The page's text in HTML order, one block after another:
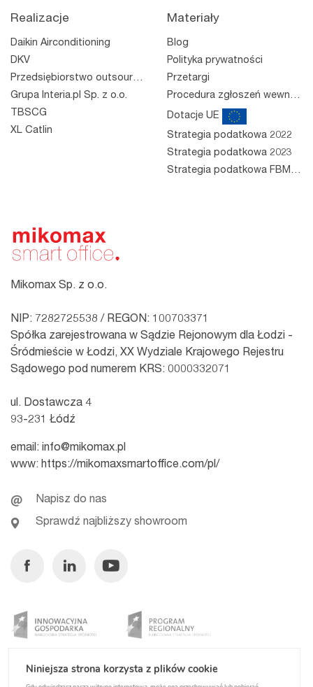
Mikomax Sp. z o.o.
NIP: 7282725538 / REGON: 100703371
Spółka zarejestrowana w Sądzie Rejonowym dla Łodzi -
Śródmieście w Łodzi, XX Wydziale Krajowego Rejestru
Sądowego pod numerem KRS: 0000332071
ul. Dostawcza 4
93-231 Łódź
email: info@mikomax.pl
www: https://mikomaxsmartoffice.com/pl/
Napisz do nas
Sprawdź najbliższy showroom
FacebookLinkedinYoutube
Realizacje
Daikin Airconditioning
DKV
Przedsiębiorstwo outsourcingowe
Grupa Interia.pl Sp. z o.o.
TBSCG
XL Catlin
Materiały
Blog
Polityka prywatności
Przetargi
Procedura zgłoszeń wewnętrznych
Dotacje UE
Strategia podatkowa 2022
Strategia podatkowa 2023
Strategia podatkowa FBM 2023
Niniejsza strona korzysta z plików cookie